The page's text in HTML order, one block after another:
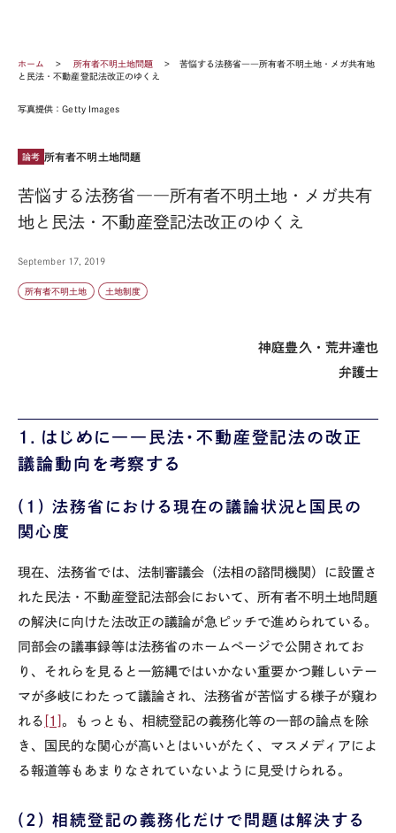
ホーム 所有者不明土地問題
苦悩する法務省――所有者不明土地・メガ共有地
と民法・不動産登記法改正のゆくえ
写真提供：Getty Images
論考 所有者不明土地問題
苦悩する法務省――所有者不明土地・メガ共有
地と民法・不動産登記法改正のゆくえ
September 17, 2019
所有者不明土地 土地制度
神庭豊久・荒井達也
弁護士
１．はじめに――民法・不動産登記法の改正
議論動向を考察する
(1)法務省における現在の議論状況と国民の
関心度
現在、法務省では、法制審議会（法相の諮問機関）に設置さ
れた民法・不動産登記法部会において、所有者不明土地問題
の解決に向けた法改正の議論が急ピッチで進められている。
同部会の議事録等は法務省のホームページで公開されてお
り、それらを見ると一筋縄ではいかない重要かつ難しいテー
マが多岐にわたって議論され、法務省が苦悩する様子が窺わ
れる [1] 。もっとも、相続登記の義務化等の一部の論点を除
き、国民的な関心が高いとはいいがたく、マスメディアによ
る報道等もあまりなされていないように見受けられる。
(2)相続登記の義務化だけで問題は解決する